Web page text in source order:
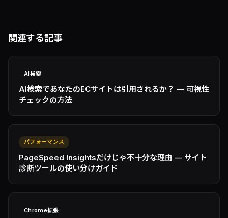
関連する記事
AI検索
AI検索であなたのECサイトは引用されるか？ — 可視性
チェックの方法
パフォーマンス
PageSpeed Insightsだけじゃ不十分な理由 — サイト
診断ツールの使い分けガイド
Chrome拡張